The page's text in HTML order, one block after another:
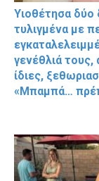
Υιοθέτησα δύο
τυλιγμένα με
γενέθλιά
ίδιες,
«Μπαμπά…